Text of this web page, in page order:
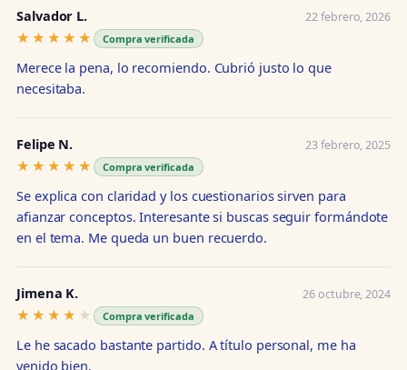
Salvador L. 22 febrero, 2026
★★★★★
★★★★★ Compra verificada
Merece la pena, lo recomiendo. Cubrió justo lo que
necesitaba.
Felipe N. 23 febrero, 2025
★★★★★
★★★★★ Compra verificada
Se explica con claridad y los cuestionarios sirven para
afianzar conceptos. Interesante si buscas seguir formándote
en el tema. Me queda un buen recuerdo.
Jimena K. 26 octubre, 2024
★★★★★
★★★★★ Compra verificada
Le he sacado bastante partido. A título personal, me ha
venido bien.